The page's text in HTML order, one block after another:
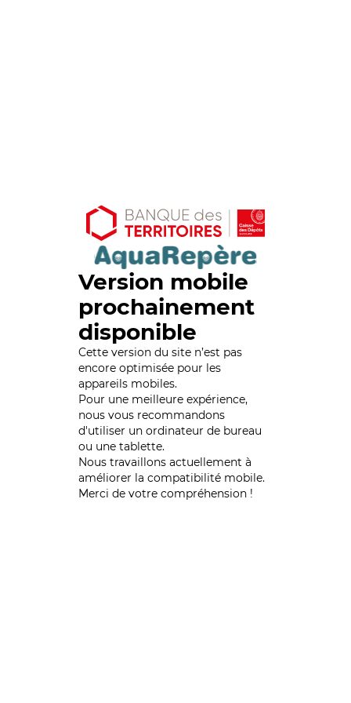
Version mobile
prochainement
disponible
Cette version du site n’est pas
encore optimisée pour les
appareils mobiles.
Pour une meilleure expérience,
nous vous recommandons
d'utiliser un ordinateur de bureau
ou une tablette.
Nous travaillons actuellement à
améliorer la compatibilité mobile.
Merci de votre compréhension !